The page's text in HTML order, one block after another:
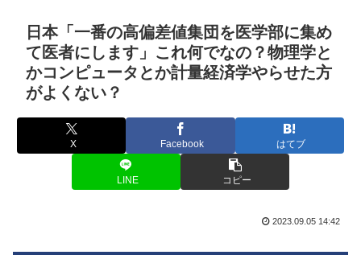
日本「一番の高偏差値集団を医学部に集め
て医者にします」これ何でなの？物理学と
かコンピュータとか計量経済学やらせた方
がよくない？
X Facebook はてブ
LINE コピー
2023.09.05 14:42